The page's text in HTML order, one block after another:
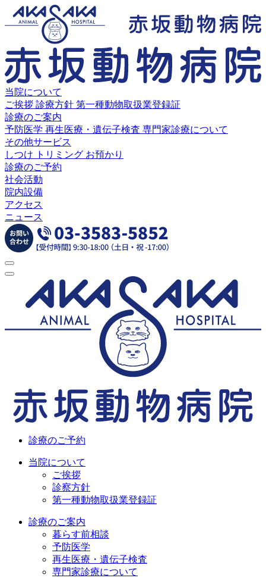
当院について
ご挨拶 診療方針 第一種動物取扱業登録証
診療のご案内
予防医学 再生医療・遺伝子検査 専門家診療について
その他サービス
しつけ
トリミング お預かり
診療のご予約
社会活動
院内設備
アクセス
ニュース
診療のご予約
当院について
ご挨拶
診察方針
第一種動物取扱業登録証
診療のご案内
暮らす前相談
予防医学
再生医療・遺伝子検査
専門家診療について